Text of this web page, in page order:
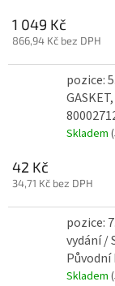
1 049 Kč
866,94 Kč bez DPH
pozice:
Skladem
42 Kč
34,71 Kč bez DPH
pozice:
vydání /
Původní
Skladem